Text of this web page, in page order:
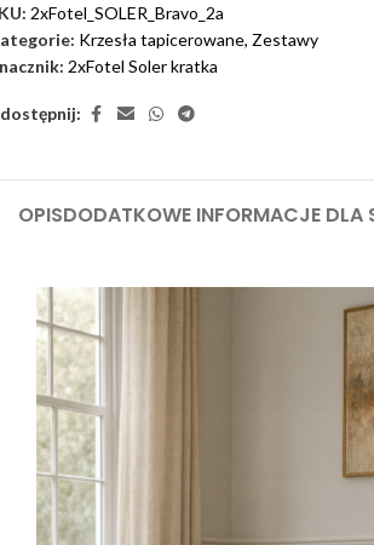
2xFotel_SOLER_Bravo_2a
Krzesła tapicerowane, Zestawy
2xFotel Soler kratka
OPISDODATKOWE INFORMACJE DLA